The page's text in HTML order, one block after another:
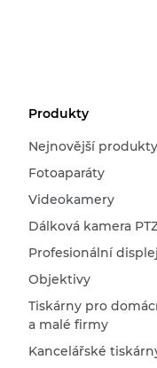
Produkty
Nejnovější produkty
Fotoaparáty
Videokamery
Dálková kamera
Profesionální
Objektivy
Tiskárny pro
a malé firmy
Kancelářské